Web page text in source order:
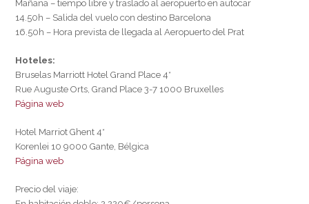
Mañana – tiempo libre y traslado al aeropuerto en autocar
14.50h – Salida del vuelo con destino Barcelona
16.50h – Hora prevista de llegada al Aeropuerto del Prat
Hoteles:
Bruselas Marriott Hotel Grand Place 4*
Rue Auguste Orts, Grand Place 3-7 1000 Bruxelles
Página web
Hotel Marriot Ghent 4*
Korenlei 10 9000 Gante, Bélgica
Página web
Precio del viaje: